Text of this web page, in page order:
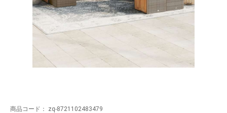
商品コード： zq-8721102483479